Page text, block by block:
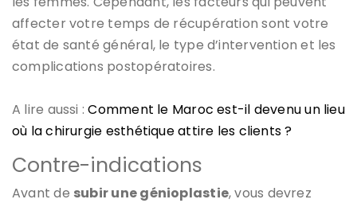
affecter votre temps de récupération sont votre
état de santé général, le type d’intervention et les
complications postopératoires.
A lire aussi :Comment le Maroc est-il devenu un lieu
où la chirurgie esthétique attire les clients ?
Contre-indications
Avant de subir une génioplastie, vous devrez